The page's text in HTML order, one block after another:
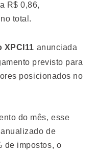
R$ 0,86,
total.
XPCI11 anunciada
previsto para
posicionados no
do mês, esse
de
de impostos, o